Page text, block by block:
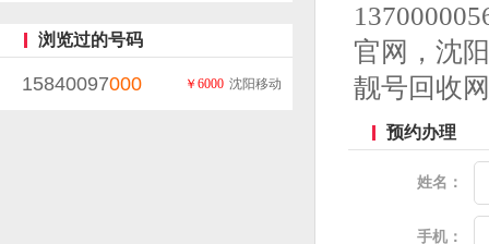
浏览过的号码
15840097000 沈阳移动
￥6000
官网，沈
靓号回收
预约办理
姓名：
手机：